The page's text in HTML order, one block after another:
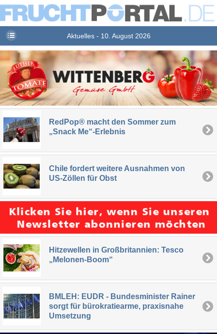
Aktuelles - 10. August 2026
RedPop® macht den Sommer zum
„Snack Me“-Erlebnis
Chile fordert weitere Ausnahmen von
US-Zöllen für Obst
Hitzewellen in Großbritannien: Tesco
„Melonen-Boom“
BMLEH: EUDR - Bundesminister Rainer
sorgt für bürokratiearme, praxisnahe
Umsetzung